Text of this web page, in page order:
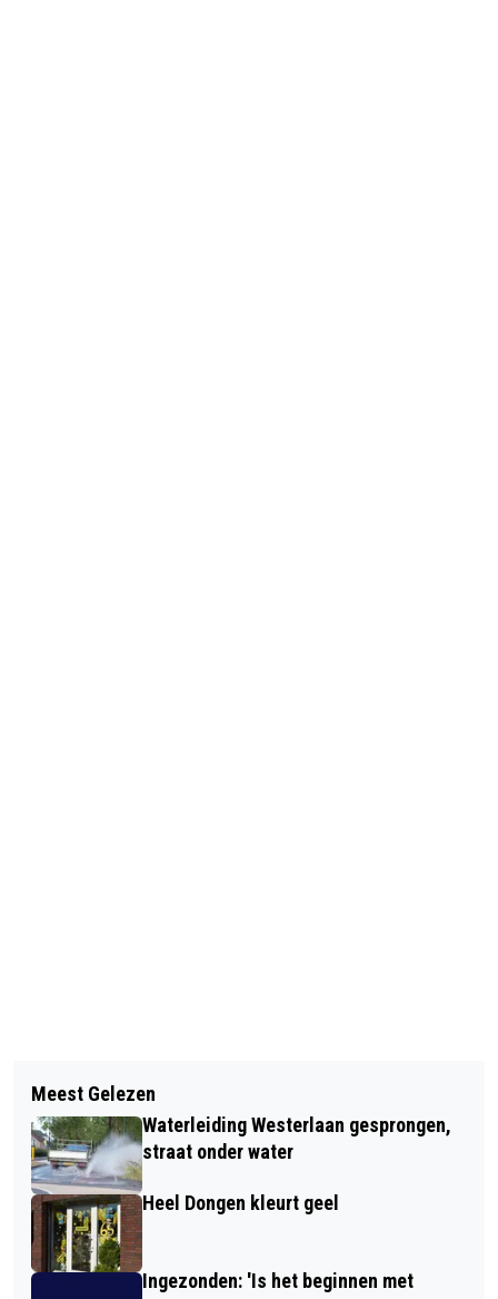
MOERS PINKSTERWEEKEND 2026:
ZONNIG, VOL MUZIEK,
FAMILIEVERMAAK EN BRABANTSE
GEZELLIGHEID
JUBILEUMCONCERT MET
‘OOSTERHOUTSE NACHTEGALEN’.
Meest Gelezen
Waterleiding Westerlaan gesprongen,
straat onder water
Heel Dongen kleurt geel
Ingezonden: 'Is het beginnen met